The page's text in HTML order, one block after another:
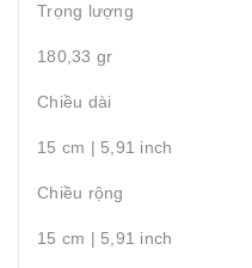
Trọng lượng
180,33 gr
Chiều dài
15 cm | 5,91 inch
Chiều rộng
15 cm | 5,91 inch